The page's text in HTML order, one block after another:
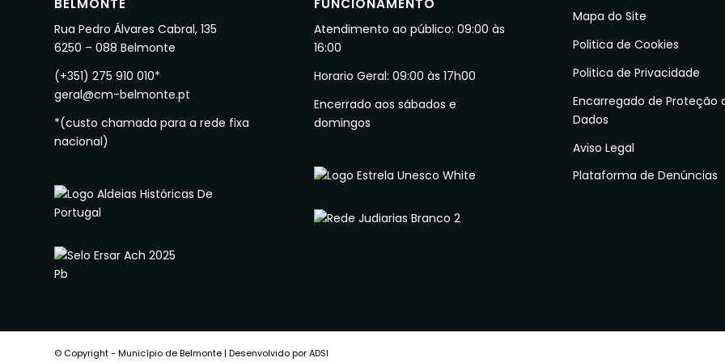
BELMONTE
Rua Pedro Álvares Cabral, 135
6250 – 088 Belmonte
(+351) 275 910 010*
geral@cm-belmonte.pt
*(custo chamada para a rede fixa
nacional)
FUNCIONAMENTO
Atendimento ao público: 09:00 às
16:00
Horario Geral: 09:00 às 17h00
Encerrado aos sábados e
domingos
Mapa do Site
Politica de Cookies
Politica de Privacidade
Encarregado de Proteção
Dados
Aviso Legal
Plataforma de Denúncias
© Copyright - Município de Belmonte | Desenvolvido por ADSI